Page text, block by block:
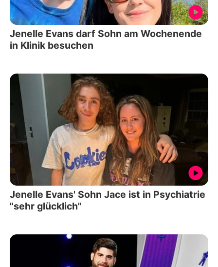
Jenelle Evans darf Sohn am Wochenende
in Klinik besuchen
Jenelle Evans' Sohn Jace ist in Psychiatrie
"sehr glücklich"